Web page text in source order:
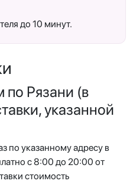
до 10 минут.
по Рязани (в
указанной
по указанному адресу в
с 8:00 до 20:00 от
стоимость